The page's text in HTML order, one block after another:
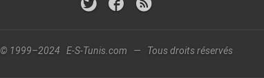
© 1999–2024 E-S-Tunis.com — Tous droits réservés